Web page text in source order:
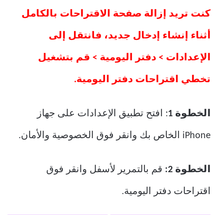
كنت تريد إزالة صفحة الاقتراحات بالكامل
أثناء إنشاء إدخال جديد، فانتقل إلى
الإعدادات > دفتر اليومية > قم بتشغيل
تخطي اقتراحات دفتر اليومية.
الخطوة 1 : افتح تطبيق الإعدادات على جهاز
iPhone الخاص بك وانقر فوق الخصوصية والأمان.
الخطوة 2: قم بالتمرير لأسفل وانقر فوق
اقتراحات دفتر اليومية.